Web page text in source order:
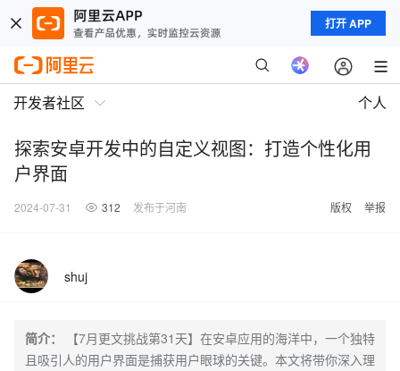
打开 APP
开发者社区 个人
探索安卓开发中的自定义视图：打造个性化用
户界面
2024-07-31 312 发布于河南 版权 举报
shuj
简介：
【7月更文挑战第31天】在安卓应用的海洋中，一个独特
且吸引人的用户界面是捕获用户眼球的关键。本文将带你深入理